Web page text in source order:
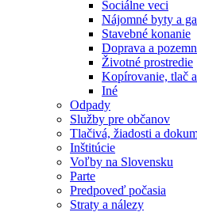
Sociálne veci
Nájomné byty a
Stavebné konanie
Doprava a
Životné prostredie
Kopírovanie, tlač
Iné
Odpady
Služby pre občanov
Tlačivá, žiadosti a
Inštitúcie
Voľby na Slovensku
Parte
Predpoveď počasia
Straty a nálezy